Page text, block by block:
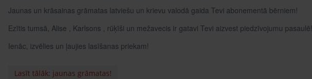
Jaunas un krāsainas grāmatas latviešu un krievu valodā gaida Tevi abonementā bērniem!
Ezītis tumsā, Alise , Karlsons , rūķīši un mežavecis ir gatavi Tevi aizvest piedzīvojumu pasaulē!
Ienāc, izvēlies un ļaujies lasīšanas priekam!
Lasīt tālāk: jaunas grāmatas!